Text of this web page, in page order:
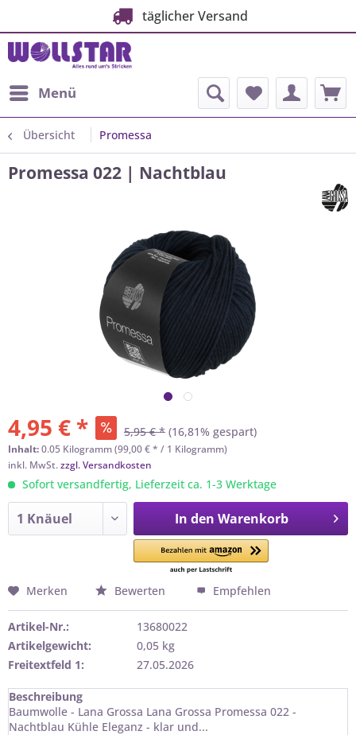
täglicher Versand
Menü
Übersicht Promessa
Promessa 022 | Nachtblau
4,95 € * 5,95 € * (16,81% gespart)
Inhalt:0.05 Kilogramm (99,00 € * / 1 Kilogramm)
inkl. MwSt.zzgl. Versandkosten
Sofort versandfertig, Lieferzeit ca. 1-3 Werktage
In den Warenkorb
Merken Bewerten Empfehlen
Artikel-Nr.:
13680022
Artikelgewicht:
0,05 kg
Freitextfeld 1:
27.05.2026
Beschreibung
Baumwolle - Lana Grossa Lana Grossa Promessa 022 -
Nachtblau Kühle Eleganz - klar und...